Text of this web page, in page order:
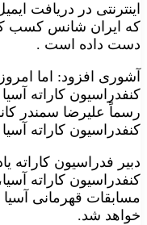
اینترنتی در دریافت
دست داده است .
آشوری افزود: اما
کنفدراسیون کاراته
رسماً علیرضا سمندر
کنفدراسیون کاراته
دبیر فدراسیون کاراته
مسابقات قهرمانی آسیا
خواهد شد.